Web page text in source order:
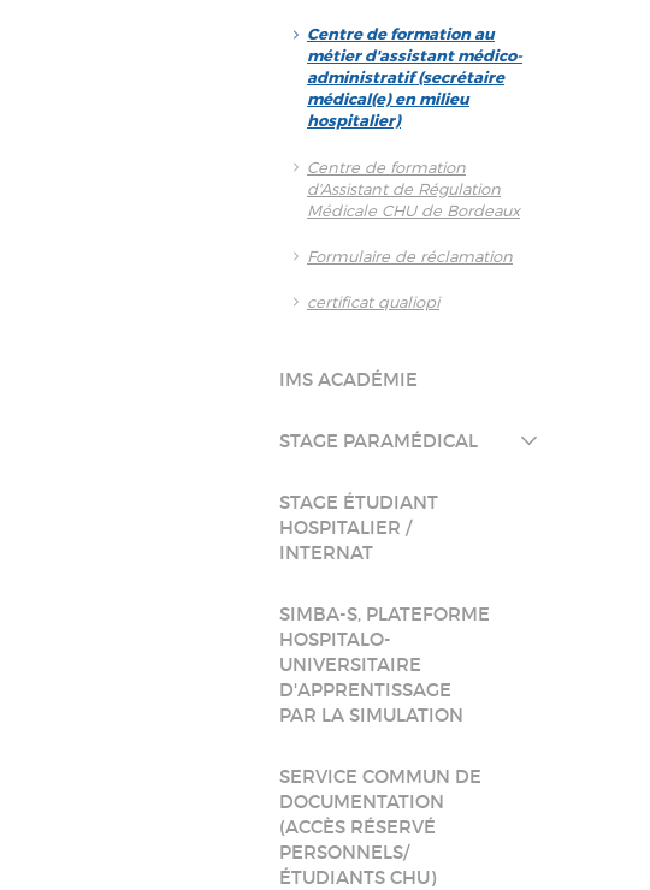
Centre de formation au
métier d'assistant médico-
administratif (secrétaire
médical(e) en milieu
hospitalier)
Centre de formation
d'Assistant de Régulation
Médicale CHU de Bordeaux
Formulaire de réclamation
certificat qualiopi
IMS ACADÉMIE
STAGE PARAMÉDICAL
STAGE ÉTUDIANT
HOSPITALIER /
INTERNAT
SIMBA-S, PLATEFORME
HOSPITALO-
UNIVERSITAIRE
D'APPRENTISSAGE
PAR LA SIMULATION
SERVICE COMMUN DE
DOCUMENTATION
(ACCÈS RÉSERVÉ
PERSONNELS/
ÉTUDIANTS CHU)